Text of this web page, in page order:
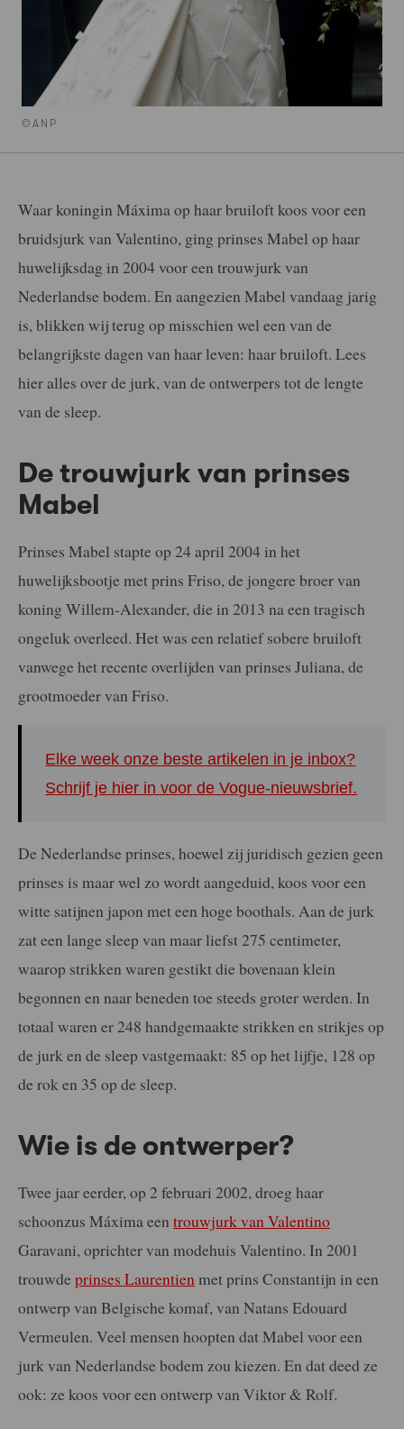
©ANP
Waar koningin Máxima op haar bruiloft koos voor een
bruidsjurk van Valentino, ging prinses Mabel op haar
huwelijksdag in 2004 voor een trouwjurk van
Nederlandse bodem. En aangezien Mabel vandaag jarig
is, blikken wij terug op misschien wel een van de
belangrijkste dagen van haar leven: haar bruiloft. Lees
hier alles over de jurk, van de ontwerpers tot de lengte
van de sleep.
De trouwjurk van prinses
Mabel
Prinses Mabel stapte op 24 april 2004 in het
huwelijksbootje met prins Friso, de jongere broer van
koning Willem-Alexander, die in 2013 na een tragisch
ongeluk overleed. Het was een relatief sobere bruiloft
vanwege het recente overlijden van prinses Juliana, de
grootmoeder van Friso.
Elke week onze beste artikelen in je inbox?
Schrijf je hier in voor de Vogue-nieuwsbrief.
De Nederlandse prinses, hoewel zij juridisch gezien geen
prinses is maar wel zo wordt aangeduid, koos voor een
witte satijnen japon met een hoge boothals. Aan de jurk
zat een lange sleep van maar liefst 275 centimeter,
waarop strikken waren gestikt die bovenaan klein
begonnen en naar beneden toe steeds groter werden. In
totaal waren er 248 handgemaakte strikken en strikjes op
de jurk en de sleep vastgemaakt: 85 op het lijfje, 128 op
de rok en 35 op de sleep.
Wie is de ontwerper?
Twee jaar eerder, op 2 februari 2002, droeg haar
schoonzus Máxima een trouwjurk van Valentino
Garavani, oprichter van modehuis Valentino. In 2001
trouwde prinses Laurentien met prins Constantijn in een
ontwerp van Belgische komaf, van Natans Edouard
Vermeulen. Veel mensen hoopten dat Mabel voor een
jurk van Nederlandse bodem zou kiezen. En dat deed ze
ook: ze koos voor een ontwerp van Viktor & Rolf.